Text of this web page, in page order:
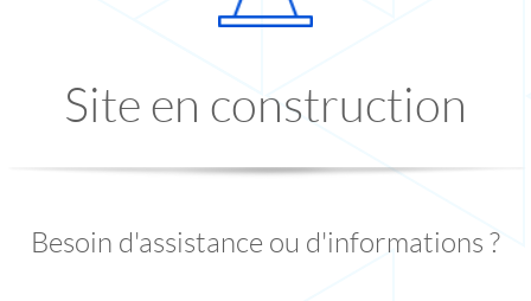
Site en construction
Besoin d'assistance ou d'informations ?